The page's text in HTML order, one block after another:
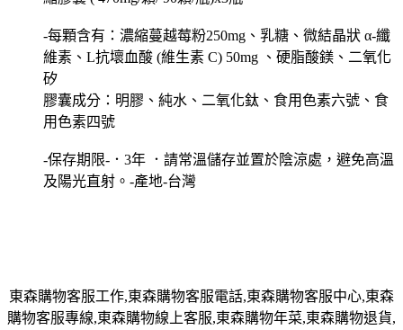
-每顆含有：濃縮蔓越莓粉250mg、乳糖、微結晶狀 α-纖
維素、L抗壞血酸 (維生素 C) 50mg 、硬脂酸鎂、二氧化
矽
膠囊成分：明膠、純水、二氧化鈦、食用色素六號、食
用色素四號
-保存期限-．3年 ．請常溫儲存並置於陰涼處，避免高溫
及陽光直射。-產地-台灣
東森購物客服工作,東森購物客服電話,東森購物客服中心,東森
購物客服專線,東森購物線上客服,東森購物年菜,東森購物退貨,